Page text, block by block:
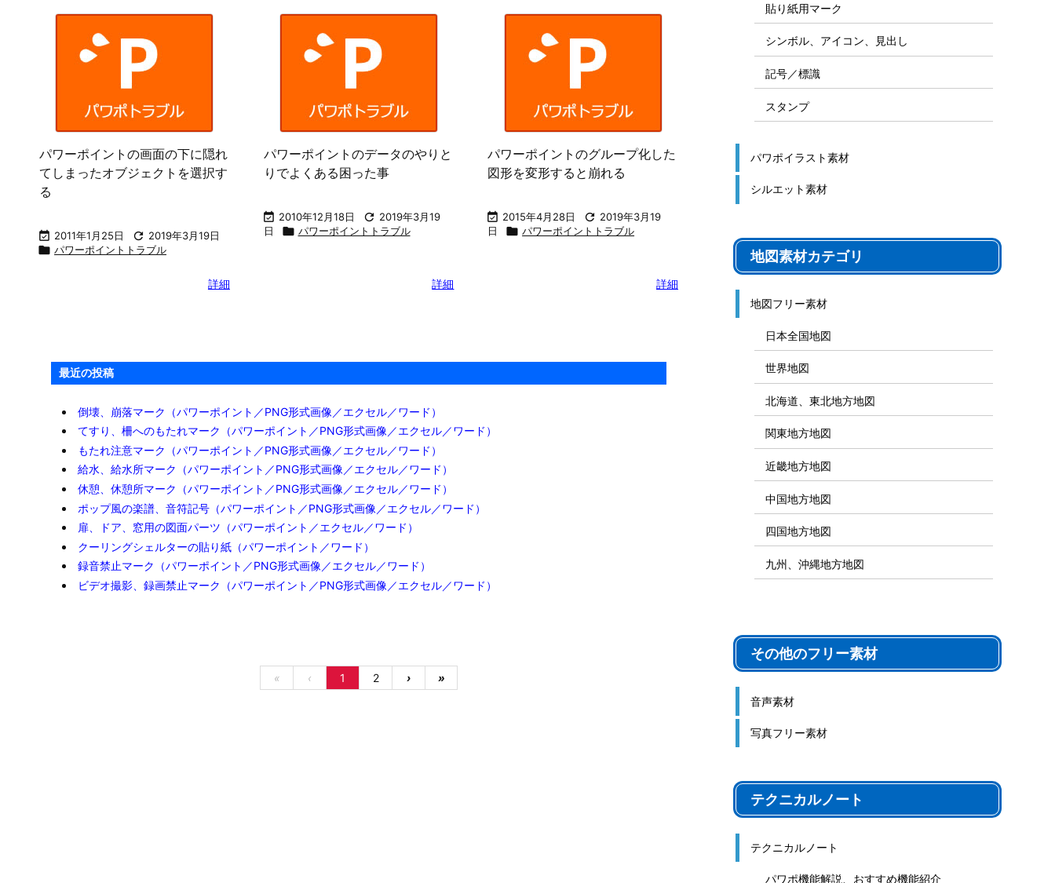
パワーポイントの画面の下に隠れ
てしまったオブジェクトを選択す
る
 2011年1月25日  2019年3月19日
 パワーポイントトラブル
詳細
パワーポイントのデータのやりと
りでよくある困った事
 2010年12月18日  2019年3月19
日
 パワーポイントトラブル
詳細
パワーポイントのグループ化した
図形を変形すると崩れる
 2015年4月28日  2019年3月19
日
 パワーポイントトラブル
詳細
最近の投稿
倒壊、崩落マーク（パワーポイント／PNG形式画像／エクセル／ワード）
てすり、柵へのもたれマーク（パワーポイント／PNG形式画像／エクセル／ワード）
もたれ注意マーク（パワーポイント／PNG形式画像／エクセル／ワード）
給水、給水所マーク（パワーポイント／PNG形式画像／エクセル／ワード）
休憩、休憩所マーク（パワーポイント／PNG形式画像／エクセル／ワード）
ポップ風の楽譜、音符記号（パワーポイント／PNG形式画像／エクセル／ワード）
扉、ドア、窓用の図面パーツ（パワーポイント／エクセル／ワード）
クーリングシェルターの貼り紙（パワーポイント／ワード）
録音禁止マーク（パワーポイント／PNG形式画像／エクセル／ワード）
ビデオ撮影、録画禁止マーク（パワーポイント／PNG形式画像／エクセル／ワード）
« ‹ 1 2 › »
貼り紙用マーク
シンボル、アイコン、見出し
記号／標識
スタンプ
パワポイラスト素材
シルエット素材
地図素材カテゴリ
地図フリー素材
日本全国地図
世界地図
北海道、東北地方地図
関東地方地図
近畿地方地図
中国地方地図
四国地方地図
九州、沖縄地方地図
その他のフリー素材
音声素材
写真フリー素材
テクニカルノート
テクニカルノート
パワポ機能解説、おすすめ機能紹介